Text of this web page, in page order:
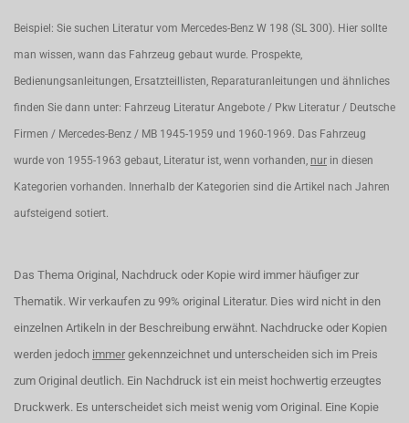
Beispiel: Sie suchen Literatur vom Mercedes-Benz W 198 (SL 300). Hier sollte
man wissen, wann das Fahrzeug gebaut wurde. Prospekte,
Bedienungsanleitungen, Ersatzteillisten, Reparaturanleitungen und ähnliches
finden Sie dann unter: Fahrzeug Literatur Angebote / Pkw Literatur / Deutsche
Firmen / Mercedes-Benz / MB 1945-1959 und 1960-1969. Das Fahrzeug
wurde von 1955-1963 gebaut, Literatur ist, wenn vorhanden, nur in diesen
Kategorien vorhanden. Innerhalb der Kategorien sind die Artikel nach Jahren
aufsteigend sotiert.
Das Thema Original, Nachdruck oder Kopie wird immer häufiger zur
Thematik. Wir verkaufen zu 99% original Literatur. Dies wird nicht in den
einzelnen Artikeln in der Beschreibung erwähnt. Nachdrucke oder Kopien
werden jedoch immer gekennzeichnet und unterscheiden sich im Preis
zum Original deutlich. Ein Nachdruck ist ein meist hochwertig erzeugtes
Druckwerk. Es unterscheidet sich meist wenig vom Original. Eine Kopie